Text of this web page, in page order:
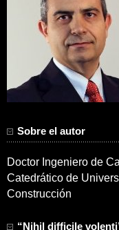
Sobre el autor
Doctor Ingeniero de
Catedrático de
Construcción
“Nihil difficile